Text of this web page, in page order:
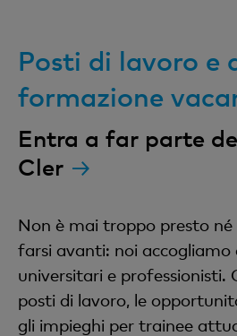
Posti di lavoro e
formazione
Entra a far parte
Cler
Non è mai troppo presto
farsi avanti: noi accogliamo
universitari e
posti di lavoro, le
gli impieghi per trainee